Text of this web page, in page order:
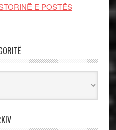
E POSTËS